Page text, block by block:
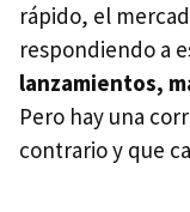
rápido, el
respondiendo a
lanzamientos,
Pero hay una
contrario y que